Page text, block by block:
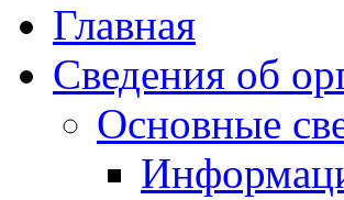
Главная
Сведения об
Основные